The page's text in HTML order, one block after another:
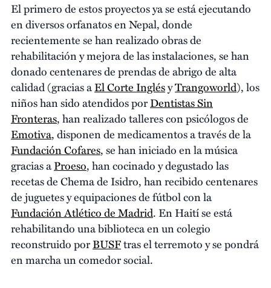
El primero de estos proyectos ya se está ejecutando
en diversos orfanatos en Nepal, donde
recientemente se han realizado obras de
rehabilitación y mejora de las instalaciones, se han
donado centenares de prendas de abrigo de alta
calidad (gracias aEl Corte InglésyTrangoworld), los
niños han sido atendidos porDentistas Sin
Fronteras, han realizado talleres con psicólogos de
Emotiva, disponen de medicamentos a través de la
Fundación Cofares, se han iniciado en la música
gracias aProeso, han cocinado y degustado las
recetas de Chema de Isidro, han recibido centenares
de juguetes y equipaciones de fútbol con la
Fundación Atlético de Madrid. En Haití se está
rehabilitando una biblioteca en un colegio
reconstruido porBUSFtras el terremoto y se pondrá
en marcha un comedor social.